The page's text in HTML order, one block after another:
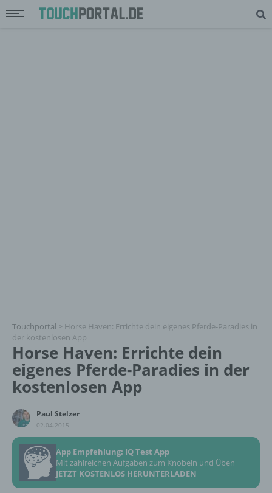
Touchportal > Horse Haven: Errichte dein eigenes Pferde-Paradies in
der kostenlosen App
Horse Haven: Errichte dein
eigenes Pferde-Paradies in der
kostenlosen App
Paul Stelzer
02.04.2015
App Empfehlung: IQ Test App
Mit zahlreichen Aufgaben zum Knobeln und Üben
JETZT KOSTENLOS HERUNTERLADEN